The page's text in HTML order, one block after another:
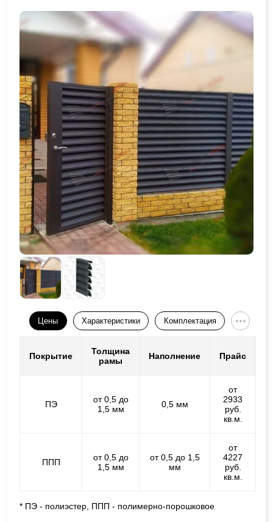
Цены Характеристики Комплектация
Покрытие
Толщина
рамы
Наполнение Прайс
ПЭ
от 0,5 до
1,5 мм
0,5 мм
от
2933
руб.
кв.м.
ППП
от 0,5 до
1,5 мм
от 0,5 до 1,5
мм
от
4227
руб.
кв.м.
* ПЭ - полиэстер, ППП - полимерно-порошковое